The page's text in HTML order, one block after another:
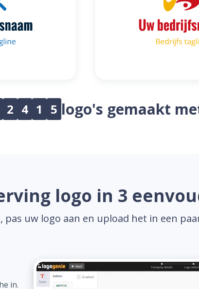
2 4 1 5 logo's gemaakt
logo in 3
pas uw logo aan en upload het in een
in.